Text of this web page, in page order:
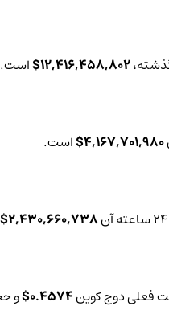
12,416,458,802$ است.
4,167,701,980$ است.
2,430,660,738$
0.4574$